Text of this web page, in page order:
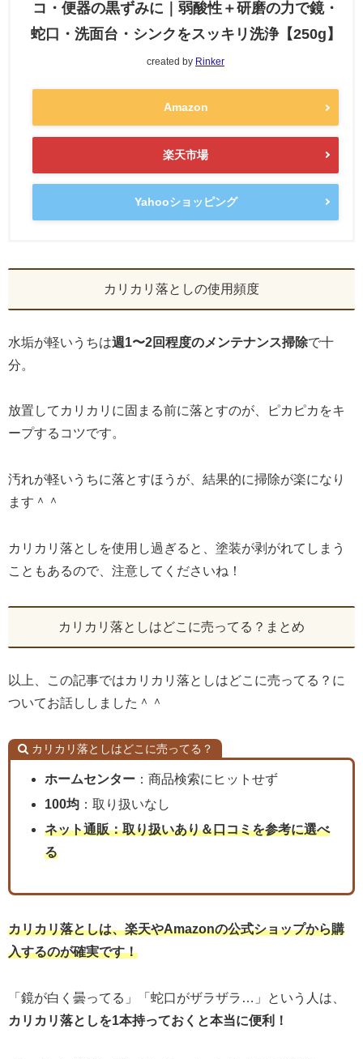
コ・便器の黒ずみに｜弱酸性＋研磨の力で鏡・
蛇口・洗面台・シンクをスッキリ洗浄【250g】
created by Rinker
Amazon
楽天市場
Yahooショッピング
カリカリ落としの使用頻度
水垢が軽いうちは週1〜2回程度のメンテナンス掃除で十
分。
放置してカリカリに固まる前に落とすのが、ピカピカをキ
ープするコツです。
汚れが軽いうちに落とすほうが、結果的に掃除が楽になり
ます＾＾
カリカリ落としを使用し過ぎると、塗装が剥がれてしまう
こともあるので、注意してくださいね！
カリカリ落としはどこに売ってる？まとめ
以上、この記事ではカリカリ落としはどこに売ってる？に
ついてお話ししました＾＾
カリカリ落としはどこに売ってる？
ホームセンター：商品検索にヒットせず
100均：取り扱いなし
ネット通販：取り扱いあり＆口コミを参考に選べ
る
カリカリ落としは、楽天やAmazonの公式ショップから購
入するのが確実です！
「鏡が白く曇ってる」「蛇口がザラザラ…」という人は、
カリカリ落としを1本持っておくと本当に便利！